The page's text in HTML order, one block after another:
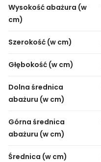
Wysokość abażura (w
cm)
Szerokość (w cm)
Głębokość (w cm)
Dolna średnica
abażuru (w cm)
Górna średnica
abażuru (w cm)
Średnica (w cm)